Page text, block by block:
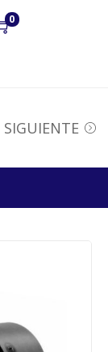
0
SIGUIENTE